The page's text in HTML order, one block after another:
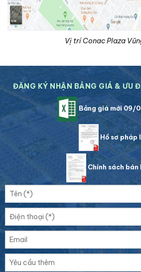
Vị trí Conac Plaza
ĐĂNG KÝ NHẬN BẢNG GIÁ & ƯU
Bảng giá mới 09/
Hồ sơ pháp
Chính sách bán